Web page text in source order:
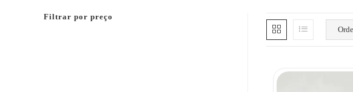
Filtrar por preço